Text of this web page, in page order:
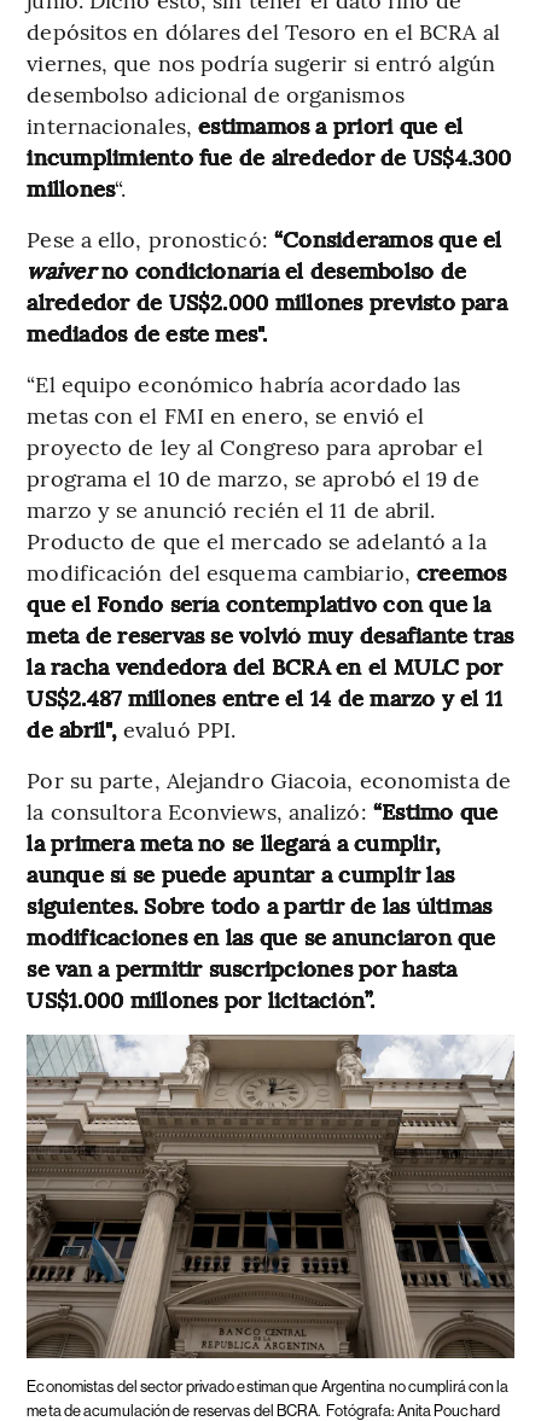
depósitos en dólares del Tesoro en el BCRA al
viernes, que nos podría sugerir si entró algún
desembolso adicional de organismos
internacionales,estimamos a priori que el
incumplimiento fue de alrededor de US$4.300
millones“.
Pese a ello, pronosticó: “Consideramos que el
waiverno condicionaría el desembolso de
alrededor de US$2.000 millones previsto para
mediados de este mes".
“El equipo económico habría acordado las
metas con el FMI en enero, se envió el
proyecto de ley al Congreso para aprobar el
programa el 10 de marzo, se aprobó el 19 de
marzo y se anunció recién el 11 de abril.
Producto de que el mercado se adelantó a la
modificación del esquema cambiario, creemos
que el Fondo sería contemplativo con que la
meta de reservas se volvió muy desafiante tras
la racha vendedora del BCRA en el MULC por
US$2.487 millones entre el 14 de marzo y el 11
de abril",evaluó PPI.
Por su parte, Alejandro Giacoia, economista de
la consultora Econviews, analizó: “Estimo que
la primera meta no se llegará a cumplir,
aunque sí se puede apuntar a cumplir las
siguientes. Sobre todo a partir de las últimas
modificaciones en las que se anunciaron que
se van a permitir suscripciones por hasta
US$1.000 millones por licitación”.
Economistas del sector privado estiman que Argentina no cumplirá con la
meta de acumulación de reservas del BCRA. Fotógrafa: Anita Pouchard